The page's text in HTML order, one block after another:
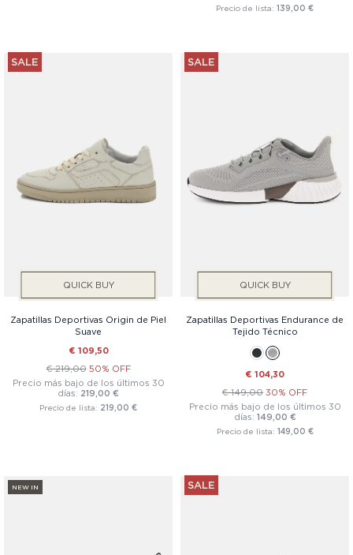
Precio de lista: 139,00 €
SALE
QUICK BUY
Zapatillas Deportivas Origin de Piel
Suave
€ 109,50
€ 219,00 50% OFF
Precio más bajo de los últimos 30
días: 219,00 €
Precio de lista: 219,00 €
SALE
QUICK BUY
Zapatillas Deportivas Endurance de
Tejido Técnico
€ 104,30
€ 149,00 30% OFF
Precio más bajo de los últimos 30
días: 149,00 €
Precio de lista: 149,00 €
NEW IN SALE